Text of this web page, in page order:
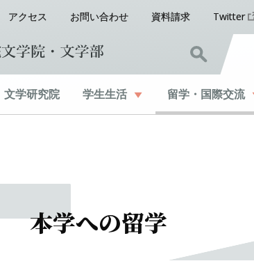
アクセス お問い合わせ 資料請求 Twitter
文学研究院 学生生活 留学・ 国際交流
本学への留学